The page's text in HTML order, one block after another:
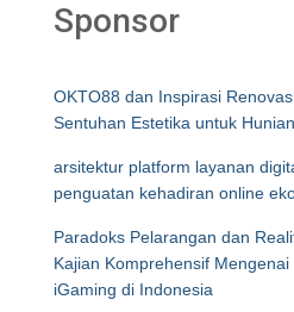
Sponsor
OKTO88 dan Inspirasi
Sentuhan Estetika untuk
arsitektur platform layanan
penguatan kehadiran online
Paradoks Pelarangan dan
Kajian Komprehensif
iGaming di Indonesia